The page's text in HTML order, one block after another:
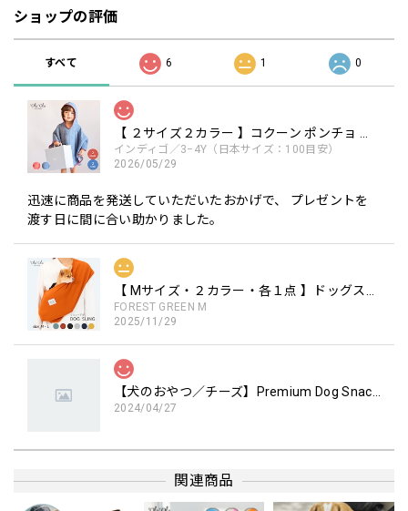
ショップの評価
すべて 6 1 0
インディゴ／3−4Y（日本サイズ：100目安）
2026/05/29
迅速に商品を発送していただいたおかげで、 プレゼントを
渡す日に間に合い助かりました。
FOREST GREEN M
2025/11/29
2024/04/27
関連商品